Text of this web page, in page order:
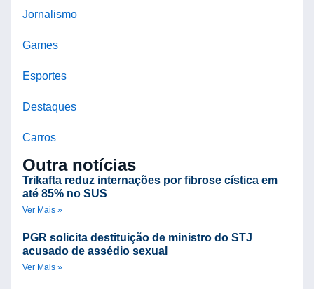
Jornalismo
Games
Esportes
Destaques
Carros
Outra notícias
Trikafta reduz internações por fibrose cística em
até 85% no SUS
Ver Mais »
PGR solicita destituição de ministro do STJ
acusado de assédio sexual
Ver Mais »